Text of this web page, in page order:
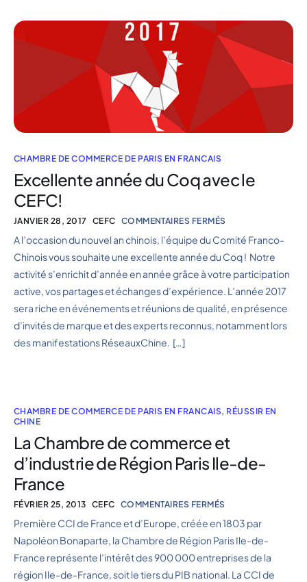
CHAMBRE DE COMMERCE DE PARIS EN FRANCAIS
Excellente année du Coq avec le
CEFC!
JANVIER 28, 2017 CEFC COMMENTAIRES FERMÉS
A l’occasion du nouvel an chinois, l’équipe du Comité Franco-
Chinois vous souhaite une excellente année du Coq ! Notre
activité s’enrichit d’année en année grâce à votre participation
active, vos partages et échanges d’expérience. L’année 2017
sera riche en événements et réunions de qualité, en présence
d’invités de marque et des experts reconnus, notamment lors
des manifestations RéseauxChine. […]
CHAMBRE DE COMMERCE DE PARIS EN FRANCAIS, RÉUSSIR EN
CHINE
La Chambre de commerce et
d’industrie de Région Paris Ile-de-
France
FÉVRIER 25, 2013 CEFC COMMENTAIRES FERMÉS
Première CCI de France et d’Europe, créée en 1803 par
Napoléon Bonaparte, la Chambre de Région Paris Ile-de-
France représente l’intérêt des 900 000 entreprises de la
région Ile-de-France, soit le tiers du PIB national. La CCI de